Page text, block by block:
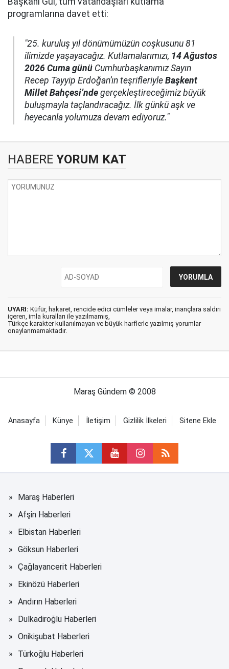
programlarına davet etti:
"25. kuruluş yıl dönümümüzün coşkusunu 81
ilimizde yaşayacağız. Kutlamalarımızı, 14 Ağustos
2026 Cuma günü Cumhurbaşkanımız Sayın
Recep Tayyip Erdoğan’ın teşrifleriyle Başkent
Millet Bahçesi’nde gerçekleştireceğimiz büyük
buluşmayla taçlandıracağız. İlk günkü aşk ve
heyecanla yolumuza devam ediyoruz."
HABERE YORUM KAT
UYARI: Küfür, hakaret, rencide edici cümleler veya imalar, inançlara saldırı
içeren, imla kuralları ile yazılmamış,
Türkçe karakter kullanılmayan ve büyük harflerle yazılmış yorumlar
onaylanmamaktadır.
Maraş Gündem © 2008
Anasayfa Künye İletişim Gizlilik İlkeleri Sitene Ekle
Maraş Haberleri
Afşin Haberleri
Elbistan Haberleri
Göksun Haberleri
Çağlayancerit Haberleri
Ekinözü Haberleri
Andırın Haberleri
Dulkadiroğlu Haberleri
Onikişubat Haberleri
Türkoğlu Haberleri